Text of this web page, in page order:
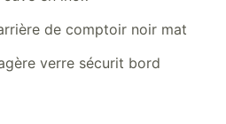
de comptoir noir mat
verre sécurit bord